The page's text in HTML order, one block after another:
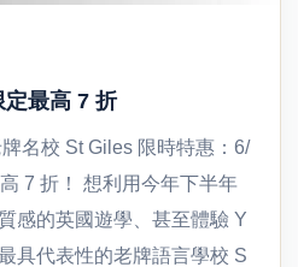
最高 7 折
名校 St Giles 限時特惠：6/
7 折！ 想利用今年下半年
感的英國遊學、甚至體驗 Y
具代表性的老牌語言學校 S